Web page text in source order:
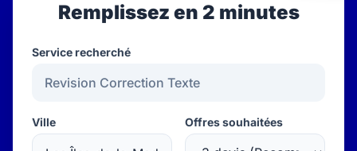
Remplissez en 2 minutes
Service recherché
Ville Offres souhaitées